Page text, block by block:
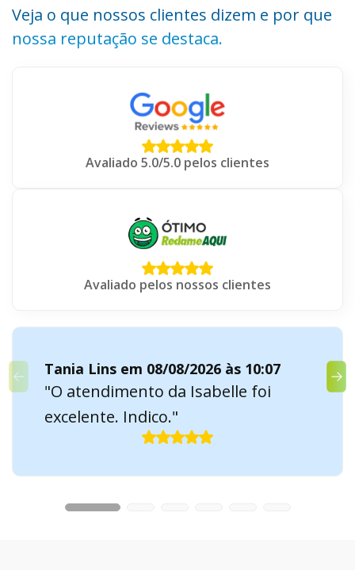
Veja o que nossos clientes dizem e por que
nossa reputação se destaca.
Avaliado 5.0/5.0 pelos clientes
Avaliado pelos nossos clientes
Tania Lins em 08/08/2026 às 10:07
"O atendimento da Isabelle foi
excelente. Indico."